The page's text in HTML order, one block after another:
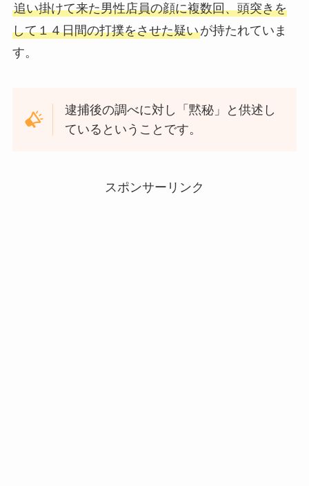
追い掛けて来た男性店員の顔に複数回、頭突きを
して１４日間の打撲をさせた疑いが持たれていま
す。
逮捕後の調べに対し「黙秘」と供述し
ているということです。
スポンサーリンク